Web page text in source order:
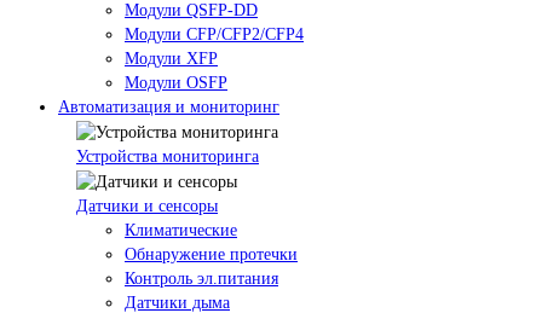
Модули QSFP-DD
Модули CFP/CFP2/CFP4
Модули XFP
Модули OSFP
Автоматизация и мониторинг
Устройства мониторинга
Датчики и сенсоры
Климатические
Обнаружение протечки
Контроль эл.питания
Датчики дыма